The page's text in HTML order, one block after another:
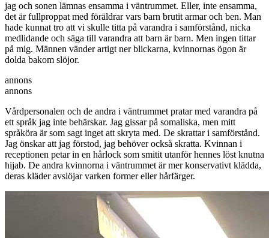
jag och sonen lämnas ensamma i väntrummet. Eller, inte ensamma,
det är fullproppat med föräldrar vars barn brutit armar och ben. Man
hade kunnat tro att vi skulle titta på varandra i samförstånd, nicka
medlidande och säga till varandra att barn är barn. Men ingen tittar
på mig. Männen vänder artigt ner blickarna, kvinnornas ögon är
dolda bakom slöjor.
annons
annons
Vårdpersonalen och de andra i väntrummet pratar med varandra på
ett språk jag inte behärskar. Jag gissar på somaliska, men mitt
språköra är som sagt inget att skryta med. De skrattar i samförstånd.
Jag önskar att jag förstod, jag behöver också skratta. Kvinnan i
receptionen petar in en hårlock som smitit utanför hennes löst knutna
hijab. De andra kvinnorna i väntrummet är mer konservativt klädda,
deras kläder avslöjar varken former eller hårfärger.